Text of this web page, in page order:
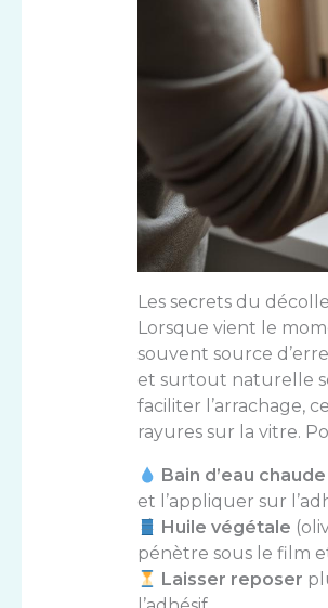
Les secrets du
Lorsque vient le
souvent source
et surtout naturelle
faciliter l’arrachage,
rayures sur la vitre.
Bain d’eau
et l’appliquer sur
Huile végétale
pénètre sous le film
Laisser reposer